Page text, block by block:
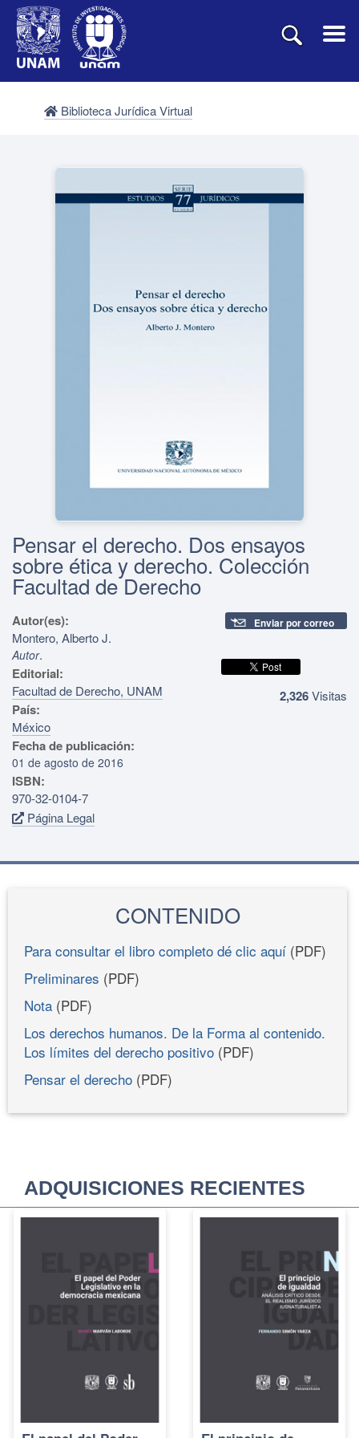
Biblioteca Jurídica Virtual
Pensar el derecho. Dos ensayos
sobre ética y derecho. Colección
Facultad de Derecho
Autor(es):
Montero, Alberto J.
Autor.
Editorial:
Facultad de Derecho, UNAM
País:
México
Fecha de publicación:
01 de agosto de 2016
ISBN:
970-32-0104-7
Página Legal
Enviar por correo
2,326Visitas
CONTENIDO
Para consultar el libro completo dé clic aquí (PDF)
Preliminares (PDF)
Nota (PDF)
Los derechos humanos. De la Forma al contenido.
Los límites del derecho positivo (PDF)
Pensar el derecho (PDF)
ADQUISICIONES RECIENTES